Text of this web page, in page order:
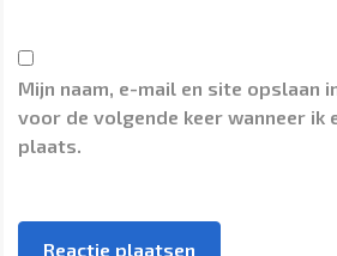
Mijn naam, e-mail en site opslaan
voor de volgende keer wanneer ik
plaats.